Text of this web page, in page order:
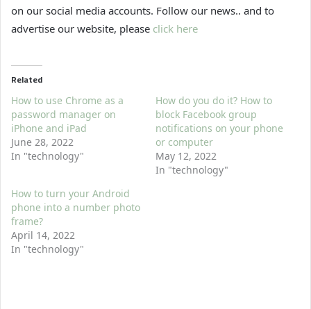
on our social media accounts. Follow our news.. and to
advertise our website, please click here
Related
How to use Chrome as a
password manager on
iPhone and iPad
June 28, 2022
In "technology"
How do you do it? How to
block Facebook group
notifications on your phone
or computer
May 12, 2022
In "technology"
How to turn your Android
phone into a number photo
frame?
April 14, 2022
In "technology"